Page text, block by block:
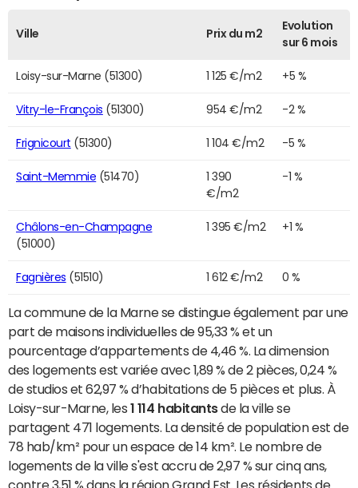
Ville Prix du m2
Evolution
sur 6 mois
Loisy-sur-Marne (51300) 1 125 €/m2 +5 %
Vitry-le-François (51300) 954 €/m2 -2 %
Frignicourt (51300) 1 104 €/m2 -5 %
Saint-Memmie (51470)
1 390
€/m2
-1 %
Châlons-en-Champagne
(51000)
1 395 €/m2 +1 %
Fagnières (51510) 1 612 €/m2 0 %
La commune de la Marne se distingue également par une
part de maisons individuelles de 95,33 % et un
pourcentage d’appartements de 4,46 %. La dimension
des logements est variée avec 1,89 % de 2 pièces, 0,24 %
de studios et 62,97 % d’habitations de 5 pièces et plus. À
Loisy-sur-Marne, les 1 114 habitantsde la ville se
partagent 471 logements. La densité de population est de
78 hab/km² pour un espace de 14 km². Le nombre de
logements de la ville s'est accru de 2,97 % sur cinq ans,
contre 3,51 % dans la région Grand Est. Les résidents de